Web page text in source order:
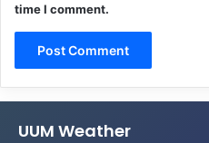
time I comment.
UUM Weather